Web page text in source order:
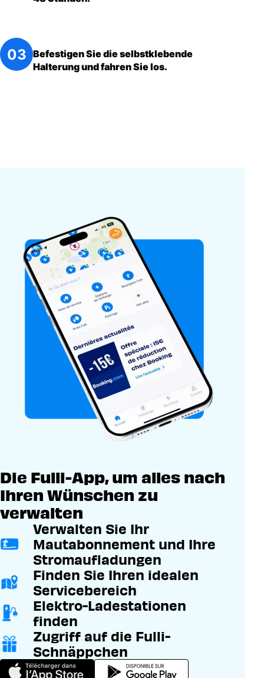
Befestigen Sie die selbstklebende
Halterung und fahren Sie los.
Die Fulli-App, um alles nach
Ihren Wünschen zu
verwalten
Verwalten Sie Ihr
Mautabonnement und Ihre
Stromaufladungen
Finden Sie Ihren idealen
Servicebereich
Elektro-Ladestationen
finden
Zugriff auf die Fulli-
Schnäppchen